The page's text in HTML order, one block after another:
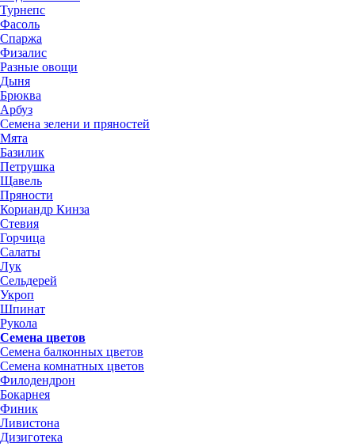
Турнепс
Фасоль
Спаржа
Физалис
Разные овощи
Дыня
Брюква
Арбуз
Семена зелени и пряностей
Мята
Базилик
Петрушка
Щавель
Пряности
Кориандр Кинза
Стевия
Горчица
Салаты
Лук
Сельдерей
Укроп
Шпинат
Рукола
Семена цветов
Семена балконных цветов
Семена комнатных цветов
Филодендрон
Бокарнея
Финик
Ливистона
Дизиготека